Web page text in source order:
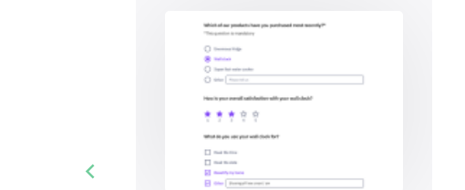
Previous slide